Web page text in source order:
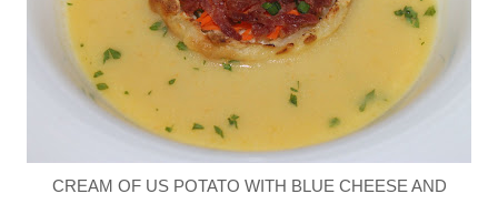
CREAM OF US POTATO WITH BLUE CHEESE AND